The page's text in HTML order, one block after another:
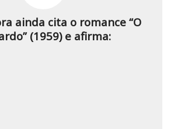
ainda cita o romance “O
(1959) e afirma: